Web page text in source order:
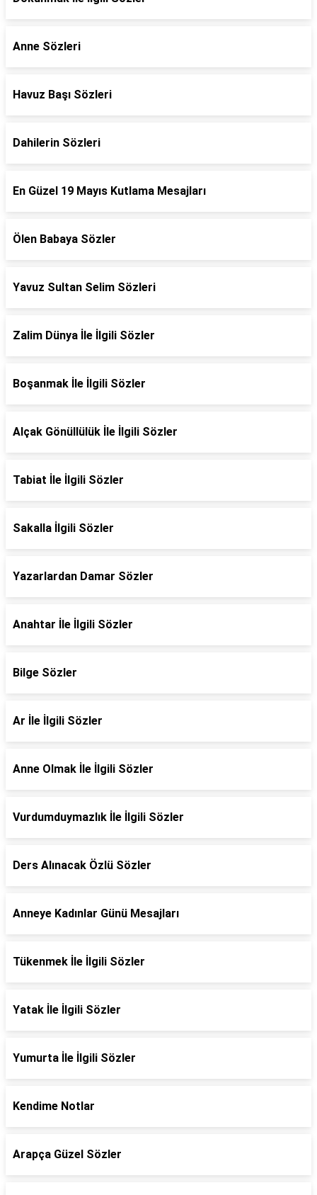
Anne Sözleri
Havuz Başı Sözleri
Dahilerin Sözleri
En Güzel 19 Mayıs Kutlama Mesajları
Ölen Babaya Sözler
Yavuz Sultan Selim Sözleri
Zalim Dünya İle İlgili Sözler
Boşanmak İle İlgili Sözler
Alçak Gönüllülük İle İlgili Sözler
Tabiat İle İlgili Sözler
Sakalla İlgili Sözler
Yazarlardan Damar Sözler
Anahtar İle İlgili Sözler
Bilge Sözler
Ar İle İlgili Sözler
Anne Olmak İle İlgili Sözler
Vurdumduymazlık İle İlgili Sözler
Ders Alınacak Özlü Sözler
Anneye Kadınlar Günü Mesajları
Tükenmek İle İlgili Sözler
Yatak İle İlgili Sözler
Yumurta İle İlgili Sözler
Kendime Notlar
Arapça Güzel Sözler